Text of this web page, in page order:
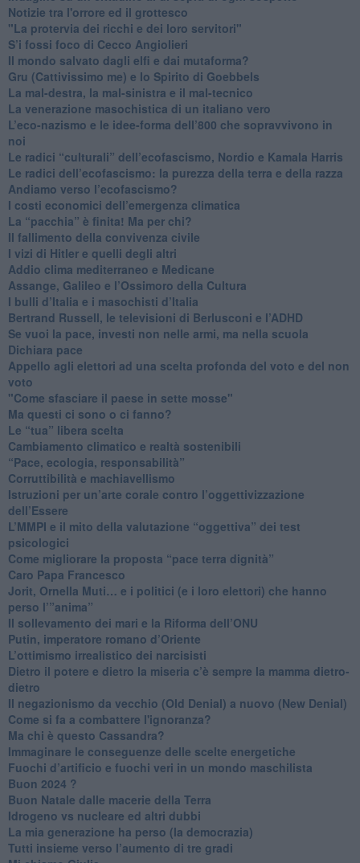
Notizie tra l'orrore ed il grottesco
"La protervia dei ricchi e dei loro servitori"
S’i fossi foco di Cecco Angiolieri
​Il mondo salvato dagli elfi e dai mutaforma?
Gru (Cattivissimo me) e lo Spirito di Goebbels
​La mal-destra, la mal-sinistra e il mal-tecnico
​La venerazione masochistica di un italiano vero
​L’eco-nazismo e le idee-forma dell’800 che sopravvivono in
noi
​Le radici “culturali” dell’ecofascismo, Nordio e Kamala Harris
Le radici dell’ecofascismo: la purezza della terra e della razza
Andiamo verso l’ecofascismo?
I costi economici dell’emergenza climatica
​La “pacchia” è finita! Ma per chi?
​Il fallimento della convivenza civile
​I vizi di Hitler e quelli degli altri
Addio clima mediterraneo e Medicane
​Assange, Galileo e l’Ossimoro della Cultura
​I bulli d’Italia e i masochisti d’Italia
​Bertrand Russell, le televisioni di Berlusconi e l’ADHD
​Se vuoi la pace, investi non nelle armi, ma nella scuola
​Dichiara pace
​Appello agli elettori ad una scelta profonda del voto e del non
voto
"Come sfasciare il paese in sette mosse"
​Ma questi ci sono o ci fanno?
​Le “tua” libera scelta
Cambiamento climatico e realtà sostenibili
“Pace, ecologia, responsabilità”
​Corruttibilità e machiavellismo
Istruzioni per un’arte corale contro l’oggettivizzazione
dell’Essere
​L’MMPI e il mito della valutazione “oggettiva” dei test
psicologici
Come migliorare la proposta “pace terra dignità”
Caro Papa Francesco
​Jorit, Ornella Muti… e i politici (e i loro elettori) che hanno
perso l’”anima”
​Il sollevamento dei mari e la Riforma dell’ONU
Putin, imperatore romano d’Oriente
​L’ottimismo irrealistico dei narcisisti
​Dietro il potere e dietro la miseria c’è sempre la mamma dietro-
dietro
Il negazionismo da vecchio (Old Denial) a nuovo (New Denial)
Come si fa a combattere l'ignoranza?
Ma chi è questo Cassandra?
Immaginare le conseguenze delle scelte energetiche
​Fuochi d’artificio e fuochi veri in un mondo maschilista
Buon 2024 ?
​Buon Natale dalle macerie della Terra
​Idrogeno vs nucleare ed altri dubbi
​La mia generazione ha perso (la democrazia)
​Tutti insieme verso l’aumento di tre gradi